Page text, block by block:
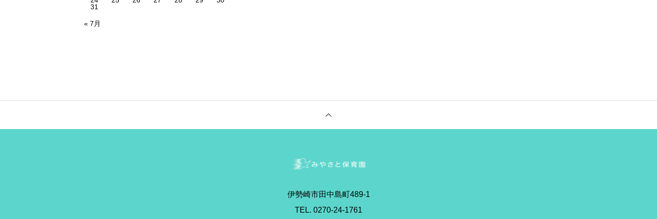
31
« 7月
伊勢崎市田中島町489-1
TEL. 0270-24-1761